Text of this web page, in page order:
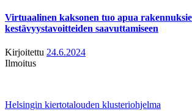
Virtuaalinen kaksonen tuo apua
kestävyystavoitteiden saavuttamiseen
Kirjoitettu 24.6.2024
Ilmoitus
Helsingin kiertotalouden klusteriohjelma